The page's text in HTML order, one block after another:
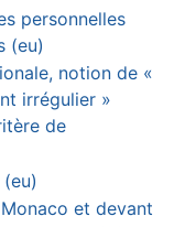
personnelles
(eu)
notion de «
irrégulier »
de
et devant